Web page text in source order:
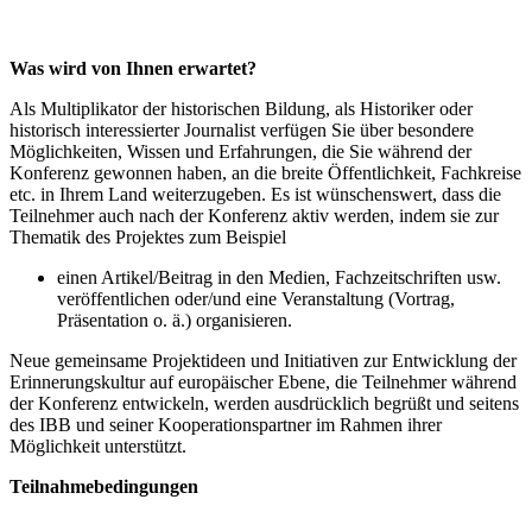
Was wird von Ihnen erwartet?
Als Multiplikator der historischen Bildung, als Historiker oder
historisch interessierter Journalist verfügen Sie über besondere
Möglichkeiten, Wissen und Erfahrungen, die Sie während der
Konferenz gewonnen haben, an die breite Öffentlichkeit, Fachkreise
etc. in Ihrem Land weiterzugeben. Es ist wünschenswert, dass die
Teilnehmer auch nach der Konferenz aktiv werden, indem sie zur
Thematik des Projektes zum Beispiel
einen Artikel/Beitrag in den Medien, Fachzeitschriften usw.
veröffentlichen oder/und eine Veranstaltung (Vortrag,
Präsentation o. ä.) organisieren.
Neue gemeinsame Projektideen und Initiativen zur Entwicklung der
Erinnerungskultur auf europäischer Ebene, die Teilnehmer während
der Konferenz entwickeln, werden ausdrücklich begrüßt und seitens
des IBB und seiner Kooperationspartner im Rahmen ihrer
Möglichkeit unterstützt.
Teilnahmebedingungen